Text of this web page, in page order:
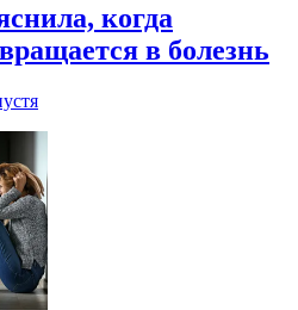
когда
в болезнь